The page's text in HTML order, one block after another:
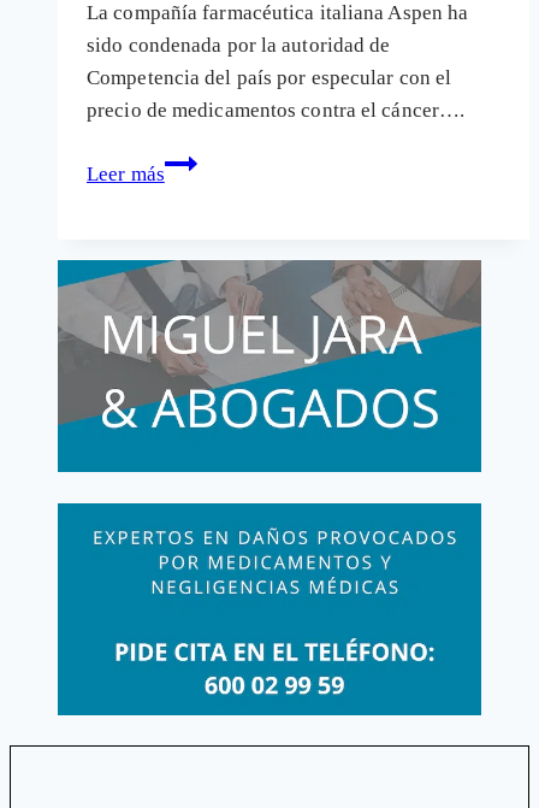
La compañía farmacéutica italiana Aspen ha
sido condenada por la autoridad de
Competencia del país por especular con el
precio de medicamentos contra el cáncer….
Leer más
Multa
la
farmacéutica
Aspen
por
especular
con
cáncer